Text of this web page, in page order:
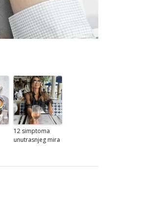
12 simptoma
unutrasnjeg mira